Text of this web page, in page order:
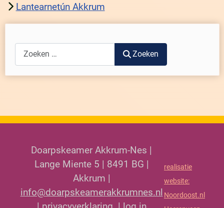
Lantearnetún Akkrum
Zoeken Zoeken
Doarpskeamer Akkrum-Nes |
Lange Miente 5 | 8491 BG |
Akkrum |
info@doarpskeamerakkrumnes.nl
realisatie
website:
Noordoost.nl